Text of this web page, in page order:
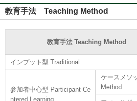
教育手法 Teaching Method
教育手法 Teaching Method
インプット型 Traditional
参加者中心型 Participant-Ce
ntered Learning
ケースメソ
Method